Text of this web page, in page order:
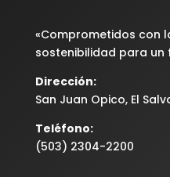
«Comprometidos con
sostenibilidad para un
Dirección:
San Juan Opico, El
Teléfono:
(503) 2304-2200